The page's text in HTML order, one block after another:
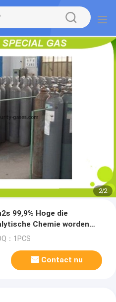
2/2
99,9% Hoge die
Chemie worden
：1PCS
Contact nu